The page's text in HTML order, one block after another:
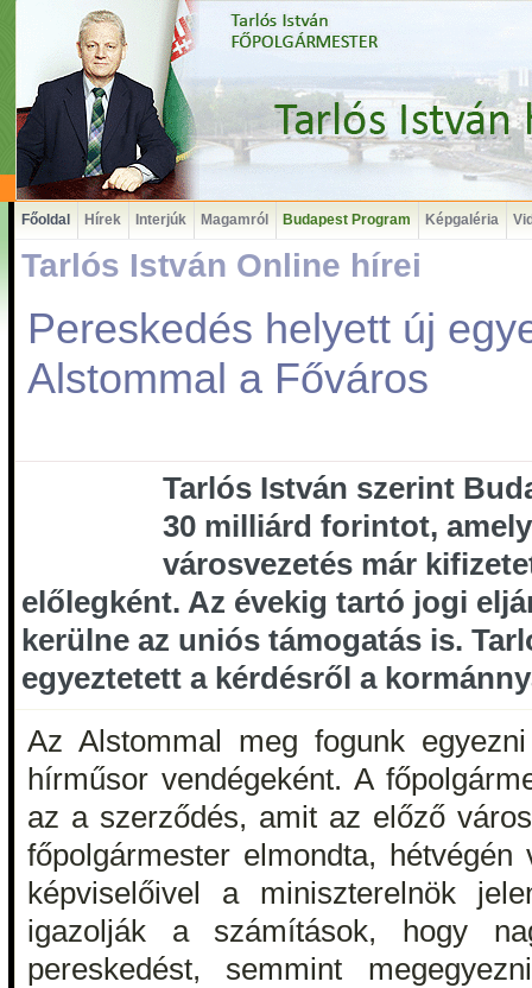
Főoldal Hírek Interjúk Magamról Budapest Program Képgaléria
Tarlós István Online hírei
Pereskedés helyett új
Alstommal a Főváros
Tarlós István szerint
30 milliárd forintot,
városvezetés már
előlegként. Az évekig tartó jogi
kerülne az uniós támogatás is.
egyeztetett a kérdésről a
Az Alstommal meg fogunk
hírműsor vendégeként. A
az a szerződés, amit az előző
főpolgármester elmondta,
képviselőivel a miniszterelnök
igazolják a számítások, hogy
pereskedést, semmint